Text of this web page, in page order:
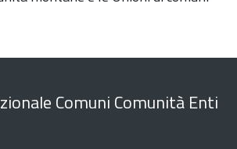
Comuni Comunità Enti